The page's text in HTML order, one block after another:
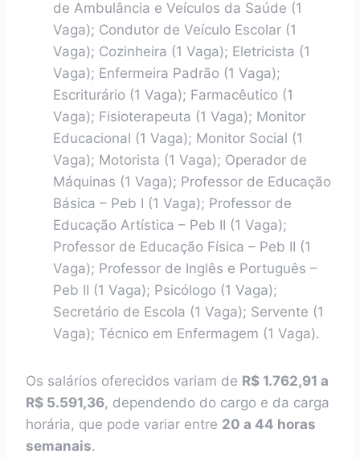
de Ambulância e Veículos da Saúde (1
Vaga); Condutor de Veículo Escolar (1
Vaga); Cozinheira (1 Vaga); Eletricista (1
Vaga); Enfermeira Padrão (1 Vaga);
Escriturário (1 Vaga); Farmacêutico (1
Vaga); Fisioterapeuta (1 Vaga); Monitor
Educacional (1 Vaga); Monitor Social (1
Vaga); Motorista (1 Vaga); Operador de
Máquinas (1 Vaga); Professor de Educação
Básica – Peb I (1 Vaga); Professor de
Educação Artística – Peb II (1 Vaga);
Professor de Educação Física – Peb II (1
Vaga); Professor de Inglês e Português –
Peb II (1 Vaga); Psicólogo (1 Vaga);
Secretário de Escola (1 Vaga); Servente (1
Vaga); Técnico em Enfermagem (1 Vaga).
Os salários oferecidos variam de R$ 1.762,91 a
R$ 5.591,36, dependendo do cargo e da carga
horária, que pode variar entre 20 a 44 horas
semanais.